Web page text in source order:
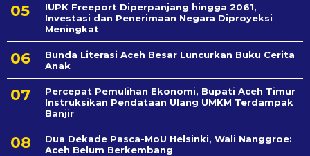
IUPK Freeport Diperpanjang hingga 2061,
Investasi dan Penerimaan Negara Diproyeksi
Meningkat
Bunda Literasi Aceh Besar Luncurkan Buku Cerita
Anak
Percepat Pemulihan Ekonomi, Bupati Aceh Timur
Instruksikan Pendataan Ulang UMKM Terdampak
Banjir
Dua Dekade Pasca-MoU Helsinki, Wali Nanggroe:
Aceh Belum Berkembang